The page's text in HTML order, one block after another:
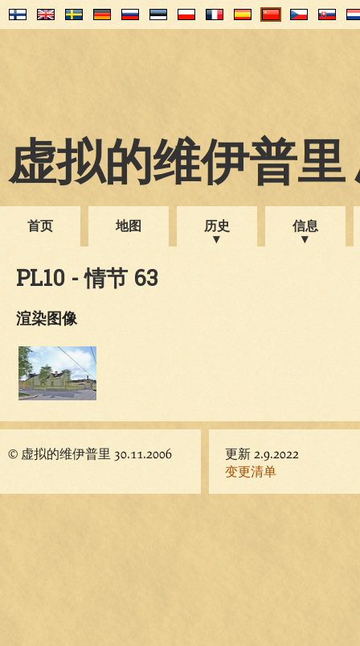
虚拟的维伊普里
首页 地图 历史 信息
PL10 - 情节 63
渲染图像
© 虚拟的维伊普里 30.11.2006
更新 2.9.2022
变更清单